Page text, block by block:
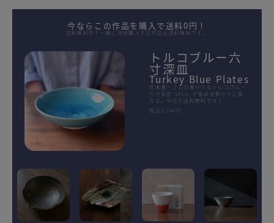
今ならこの作品を購入で送料0円！
送料無料中！一緒に同時購入する作品も送料無料です。
トルコブルー六
寸深皿
Turkey Blue Plates
荒木漢一さんの爽やかなトルコブルー
六寸深皿-18cm-が食卓を鮮やかに変
える。今なら送料無料です！
税込3,740円